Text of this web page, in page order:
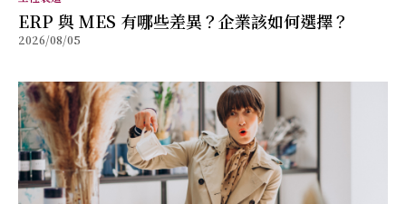
ERP 與 MES 有哪些差異？企業該如何選擇？
2026/08/05